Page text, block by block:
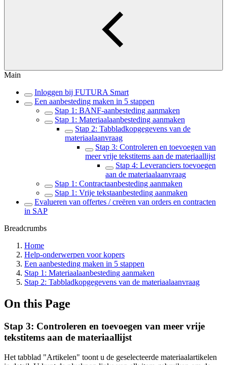
Main
Inloggen bij FUTURA Smart
Een aanbesteding maken in 5 stappen
Stap 1: BANF-aanbesteding aanmaken
Stap 1: Materiaalaanbesteding aanmaken
Stap 2: Tabbladkopgegevens van de
materiaalaanvraag
Stap 3: Controleren en toevoegen van
meer vrije tekstitems aan de materiaallijst
Stap 4: Leveranciers toevoegen
aan de materiaalaanvraag
Stap 1: Contractaanbesteding aanmaken
Stap 1: Vrije tekstaanbesteding aanmaken
Evalueren van offertes / creëren van orders en contracten
in SAP
Breadcrumbs
Home
Help-onderwerpen voor kopers
Een aanbesteding maken in 5 stappen
Stap 1: Materiaalaanbesteding aanmaken
Stap 2: Tabbladkopgegevens van de materiaalaanvraag
On this Page
Stap 3: Controleren en toevoegen van meer vrije
tekstitems aan de materiaallijst
Het tabblad "Artikelen" toont u de geselecteerde materiaalartikelen